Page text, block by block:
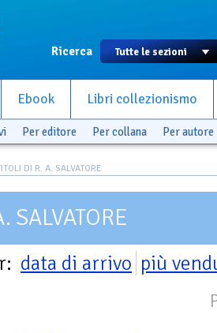
Ricerca
Ebook Libri collezionismo
Per editore Per collana Per autore
DI R. A. SALVATORE
SALVATORE
data di arrivo più